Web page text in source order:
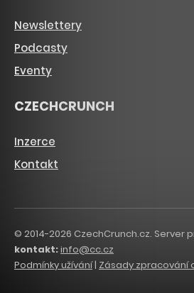
Newslettery
Podcasty
Eventy
CZECHCRUNCH
Inzerce
Kontakt
© 2014-2026 CzechCrunch.cz. Server
kontakt:info@cc.cz
Podmínky užívání| Zásady zpracování